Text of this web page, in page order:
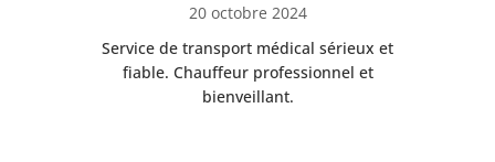
20 octobre 2024
Service de transport médical sérieux et
fiable. Chauffeur professionnel et
bienveillant.